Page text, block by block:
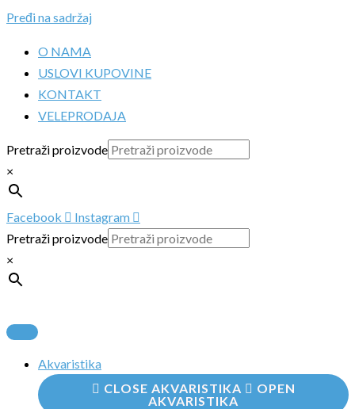
Pređi na sadržaj
O NAMA
USLOVI KUPOVINE
KONTAKT
VELEPRODAJA
Pretraži proizvode
×
Facebook
Instagram
Pretraži proizvode
×
Akvaristika
CLOSE AKVARISTIKA
OPEN
AKVARISTIKA